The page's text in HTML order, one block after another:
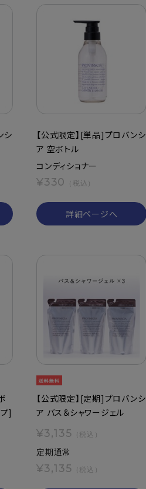
シ
【公式限定】[単品]プロバンシ
ア 空ボトル
コンディショナー
¥330 （税込）
詳細ページへ
]
【公式限定】[定期]プロバンシ
ア バス＆シャワージェル
¥3,135 （税込）
定期通常
¥3,135 （税込）